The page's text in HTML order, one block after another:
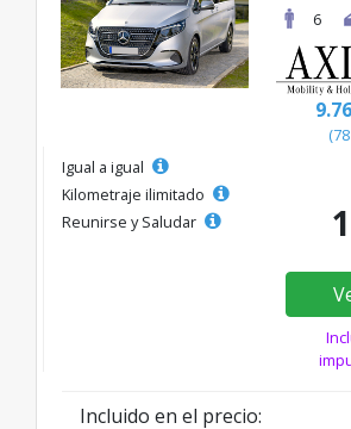
6
9.76
Igual a igual
Kilometraje ilimitado
Reunirse y Saludar
Incluido en el precio: